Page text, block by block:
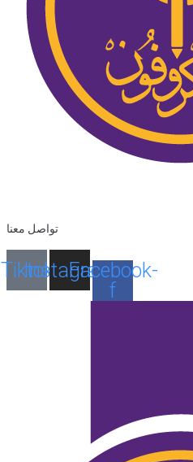
تواصل معنا
Facebook-
Instagram
Tiktok